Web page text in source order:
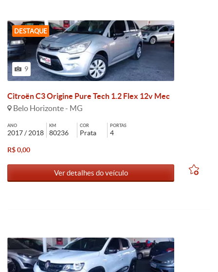
DESTAQUE
9
Citroën C3 Origine Pure Tech 1.2 Flex 12v Mec
Belo Horizonte - MG
ANO
2017 / 2018
KM
80236
COR
Prata
PORTAS
4
R$ 0,00
Ver detalhes do veículo